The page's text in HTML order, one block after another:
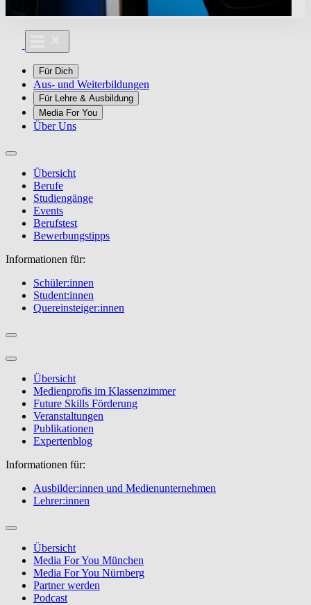
Für Dich
Aus- und Weiterbildungen
Für Lehre & Ausbildung
Media For You
Über Uns
Übersicht
Berufe
Studiengänge
Events
Berufstest
Bewerbungstipps
Informationen für:
Schüler:innen
Student:innen
Quereinsteiger:innen
Übersicht
Medienprofis im Klassenzimmer
Future Skills Förderung
Veranstaltungen
Publikationen
Expertenblog
Informationen für:
Ausbilder:innen und Medienunternehmen
Lehrer:innen
Übersicht
Media For You München
Media For You Nürnberg
Partner werden
Podcast